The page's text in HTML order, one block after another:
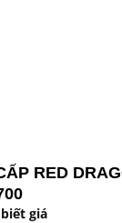
RED
giá